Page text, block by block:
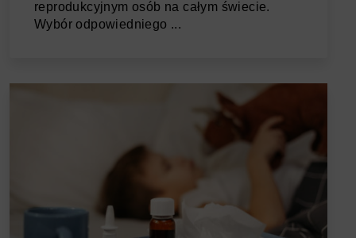
reprodukcyjnym osób na całym świecie.
Wybór odpowiedniego ...